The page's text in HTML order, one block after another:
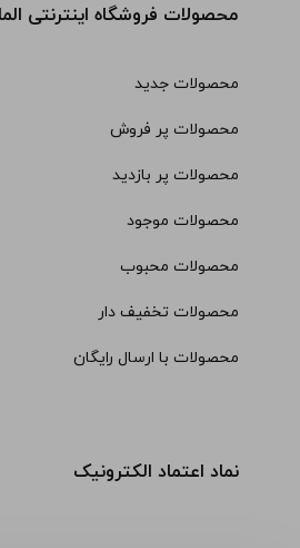
محصولات فروشگاه اینترنتی
محصولات جدید
محصولات پر فروش
محصولات پر بازدید
محصولات موجود
محصولات محبوب
محصولات تخفیف دار
محصولات با ارسال رایگان
نماد اعتماد الکترونیک